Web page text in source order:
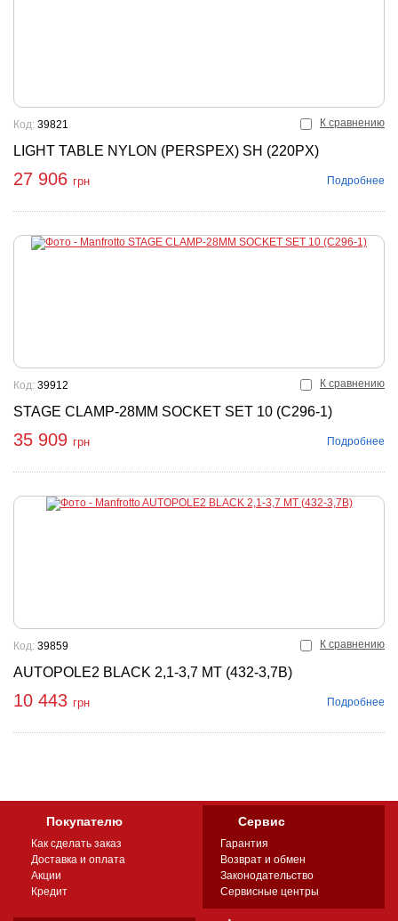
К сравнению
LIGHT TABLE NYLON (PERSPEX) SH (220PX)
Код: 39821
27 906 грн Подробнее
К сравнению
STAGE CLAMP-28MM SOCKET SET 10 (C296-1)
Код: 39912
35 909 грн Подробнее
К сравнению
AUTOPOLE2 BLACK 2,1-3,7 MT (432-3,7B)
Код: 39859
10 443 грн Подробнее
Покупателю
Как сделать заказ
Доставка и оплата
Акции
Кредит
Сервис
Гарантия
Возврат и обмен
Законодательство
Сервисные центры